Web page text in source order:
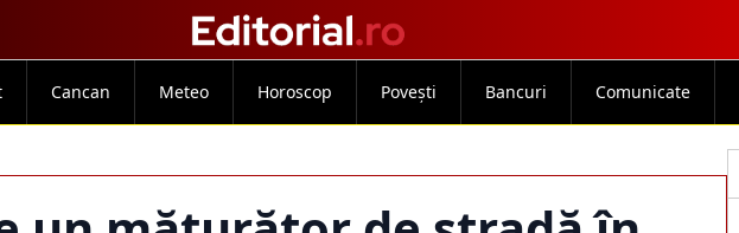
Cancan Meteo Horoscop Povești Bancuri Comunicate